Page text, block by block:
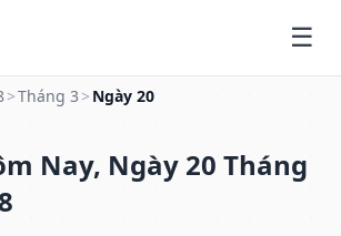
>Tháng 3 > Ngày 20
Nay, Ngày 20 Tháng